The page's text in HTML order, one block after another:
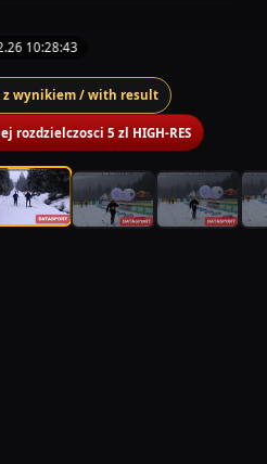
10:28:43
z wynikiem / with result
rozdzielczosci 5 zl HIGH-RES